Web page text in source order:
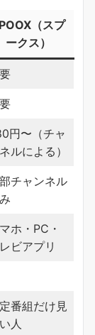
（スプ
ークス）
円〜（チャ
ルによる）
チャンネル
ホ・PC・
ビアプリ
番組だけ見
人